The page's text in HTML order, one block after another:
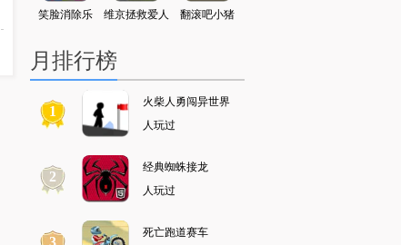
笑脸消除乐 维京拯救爱人 翻滚吧小猪
月排行榜
1
火柴人勇闯异世界
人玩过
2
经典蜘蛛接龙
人玩过
3
死亡跑道赛车